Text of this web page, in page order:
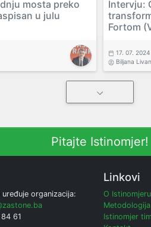
mosta preko
u julu
Intervju:
Fortom
17. 07. 2024
Biljana
Pitajte Istinomjer!
organizacija:
61
Linkovi
O Istinomjeru
Metodologija
Istinomjer tim